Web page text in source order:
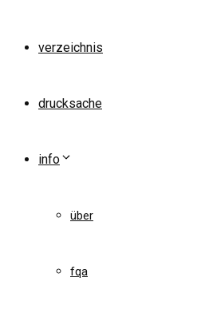
verzeichnis
drucksache
info
über
fqa